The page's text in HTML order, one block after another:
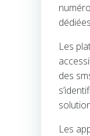
Les
des
Les